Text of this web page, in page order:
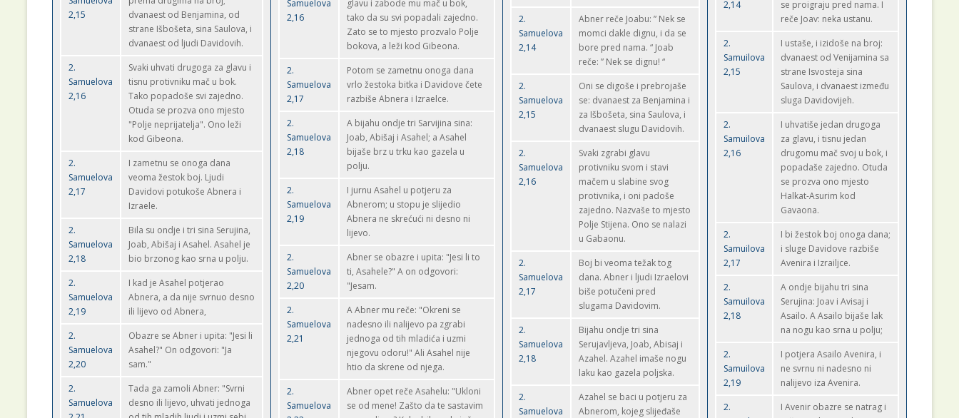
2,15
dvanaest od Benjamina, od
strane Išbošeta, sina Saulova, i
dvanaest od ljudi Davidovih.
2.
Samuelova
2,16
Svaki uhvati drugoga za glavu i
tisnu protivniku mač u bok.
Tako popadoše svi zajedno.
Otuda se prozva ono mjesto
"Polje neprijatelja". Ono leži
kod Gibeona.
2.
Samuelova
2,17
I zametnu se onoga dana
veoma žestok boj. Ljudi
Davidovi potukoše Abnera i
Izraele.
2.
Samuelova
2,18
Bila su ondje i tri sina Serujina,
Joab, Abišaj i Asahel. Asahel je
bio brzonog kao srna u polju.
2.
Samuelova
2,19
I kad je Asahel potjerao
Abnera, a da nije svrnuo desno
ili lijevo od Abnera,
2.
Samuelova
2,20
Obazre se Abner i upita: "Jesi li
Asahel?" On odgovori: "Ja
sam."
2.
Samuelova
Tada ga zamoli Abner: "Svrni
desno ili lijevo, uhvati jednoga
Samuelova
2,16
glavu i zabode mu mač u bok,
tako da su svi popadali zajedno.
Zato se to mjesto prozvalo Polje
bokova, a leži kod Gibeona.
2.
Samuelova
2,17
Potom se zametnu onoga dana
vrlo žestoka bitka i Davidove čete
razbiše Abnera i Izraelce.
2.
Samuelova
2,18
A bijahu ondje tri Sarvijina sina:
Joab, Abišaj i Asahel; a Asahel
bijaše brz u trku kao gazela u
polju.
2.
Samuelova
2,19
I jurnu Asahel u potjeru za
Abnerom; u stopu je slijedio
Abnera ne skrećući ni desno ni
lijevo.
2.
Samuelova
2,20
Abner se obazre i upita: "Jesi li to
ti, Asahele?" A on odgovori:
"Jesam.
2.
Samuelova
2,21
A Abner mu reče: "Okreni se
nadesno ili nalijevo pa zgrabi
jednoga od tih mladića i uzmi
njegovu odoru!" Ali Asahel nije
htio da skrene od njega.
2.
Samuelova
Abner opet reče Asahelu: "Ukloni
se od mene! Zašto da te sastavim
2.
Samuelova
2,14
Abner reče Joabu: ” Nek se
momci dakle dignu, i da se
bore pred nama. “ Joab
reče: ” Nek se dignu! “
2.
Samuelova
2,15
Oni se digoše i prebrojaše
se: dvanaest za Benjamina i
za Išbošeta, sina Saulova, i
dvanaest slugu Davidovih.
2.
Samuelova
2,16
Svaki zgrabi glavu
protivniku svom i stavi
mačem u slabine svog
protivnika, i oni padoše
zajedno. Nazvaše to mjesto
Polje Stijena. Ono se nalazi
u Gabaonu.
2.
Samuelova
2,17
Boj bi veoma težak tog
dana. Abner i ljudi Izraelovi
biše potučeni pred
slugama Davidovim.
2.
Samuelova
2,18
Bijahu ondje tri sina
Serujavljeva, Joab, Abisaj i
Azahel. Azahel imaše nogu
laku kao gazela poljska.
2.
Samuelova
Azahel se baci u potjeru za
Abnerom, kojeg slijeđaše
2,14
se proigraju pred nama. I
reče Joav: neka ustanu.
2.
Samuilova
2,15
I ustaše, i izidoše na broj:
dvanaest od Venijamina sa
strane Isvosteja sina
Saulova, i dvanaest između
sluga Davidovijeh.
2.
Samuilova
2,16
I uhvatiše jedan drugoga
za glavu, i tisnu jedan
drugomu mač svoj u bok, i
popadaše zajedno. Otuda
se prozva ono mjesto
Halkat-Asurim kod
Gavaona.
2.
Samuilova
2,17
I bi žestok boj onoga dana;
i sluge Davidove razbiše
Avenira i Izrailjce.
2.
Samuilova
2,18
A ondje bijahu tri sina
Serujina: Joav i Avisaj i
Asailo. A Asailo bijaše lak
na nogu kao srna u polju;
2.
Samuilova
2,19
I potjera Asailo Avenira, i
ne svrnu ni nadesno ni
nalijevo iza Avenira.
2.
I Avenir obazre se natrag i